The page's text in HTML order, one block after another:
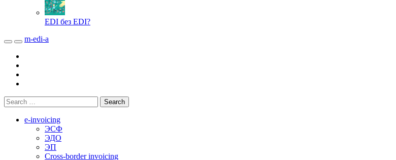
EDI без EDI?
m-edi-a
e-invoicing
ЭСФ
ЭДО
ЭП
Cross-border invoicing